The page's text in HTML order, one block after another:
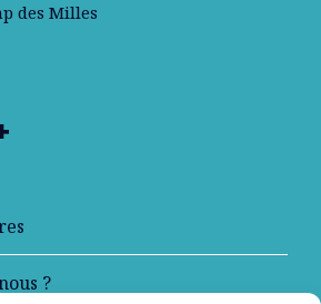
des Milles
?